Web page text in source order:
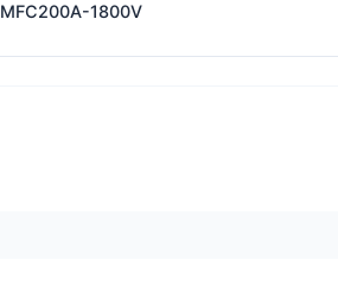
MFC200A-1800V